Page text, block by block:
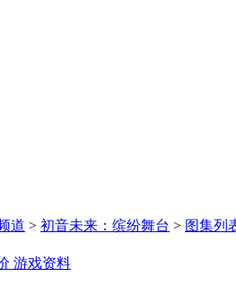
道 > 初音未来：缤纷舞台 > 图集列
游戏资料